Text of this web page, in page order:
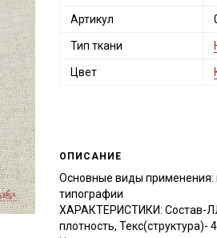
Артикул
Тип ткани
Цвет
ОПИСАНИЕ
Основные виды применения:
типографии
ХАРАКТЕРИСТИКИ: Состав-ЛЛ
плотность, Текс(структура)-